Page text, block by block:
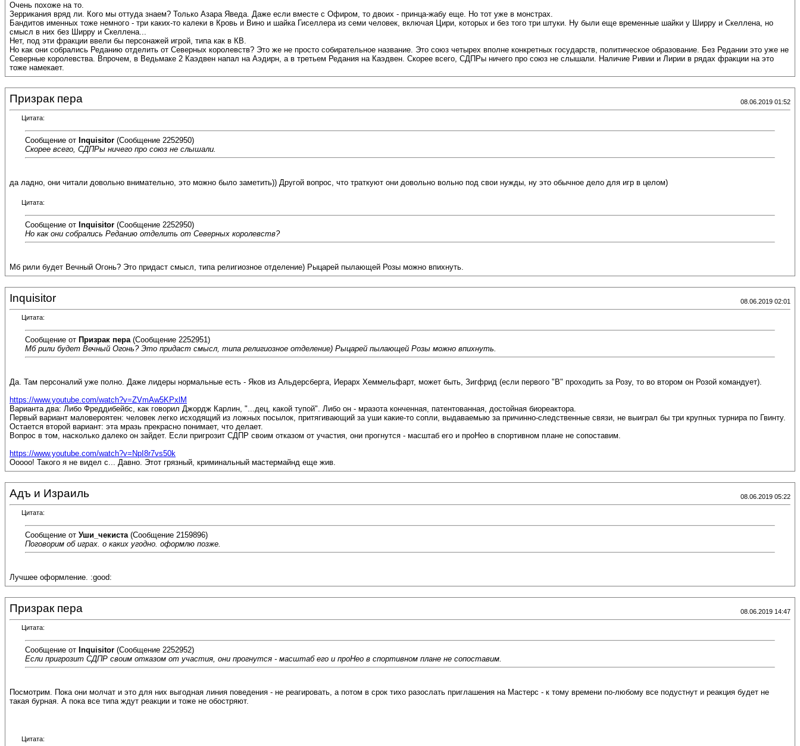
Очень похоже на то.
Зеррикания вряд ли. Кого мы оттуда знаем? Только Азара Яведа. Даже если вместе с Офиром, то двоих - принца-жабу еще. Но тот уже в монстрах.
Бандитов именных тоже немного - три каких-то калеки в Кровь и Вино и шайка Гиселлера из семи человек, включая Цири, которых и без того три штуки. Ну были еще временные шайки у Ширру и Скеллена, но
смысл в них без Ширру и Скеллена...
Нет, под эти фракции ввели бы персонажей игрой, типа как в КВ.
Но как они собрались Реданию отделить от Северных королевств? Это же не просто собирательное название. Это союз четырех вполне конкретных государств, политическое образование. Без Редании это уже не
Северные королевства. Впрочем, в Ведьмаке 2 Каэдвен напал на Аэдирн, а в третьем Редания на Каэдвен. Скорее всего, СДПРы ничего про союз не слышали. Наличие Ривии и Лирии в рядах фракции на это
тоже намекает.
Призрак пера 08.06.2019 01:52
Цитата:
Сообщение от Inquisitor (Сообщение 2252950)
Скорее всего, СДПРы ничего про союз не слышали.
да ладно, они читали довольно внимательно, это можно было заметить)) Другой вопрос, что траткуют они довольно вольно под свои нужды, ну это обычное дело для игр в целом)
Цитата:
Сообщение от Inquisitor (Сообщение 2252950)
Но как они собрались Реданию отделить от Северных королевств?
Мб рили будет Вечный Огонь? Это придаст смысл, типа религиозное отделение) Рыцарей пылающей Розы можно впихнуть.
Inquisitor 08.06.2019 02:01
Цитата:
Сообщение от Призрак пера (Сообщение 2252951)
Мб рили будет Вечный Огонь? Это придаст смысл, типа религиозное отделение) Рыцарей пылающей Розы можно впихнуть.
Да. Там персоналий уже полно. Даже лидеры нормальные есть - Яков из Альдерсберга, Иерарх Хеммельфарт, может быть, Зигфрид (если первого "В" проходить за Розу, то во втором он Розой командует).
https://www.youtube.com/watch?v=ZVmAw5KPxlM
Варианта два: Либо Фреддибейбс, как говорил Джордж Карлин, "...дец, какой тупой". Либо он - мразота конченная, патентованная, достойная биореактора.
Первый вариант маловероятен: человек легко исходящий из ложных посылок, притягивающий за уши какие-то сопли, выдаваемыю за причинно-следственные связи, не выиграл бы три крупных турнира по Гвинту.
Остается второй вариант: эта мразь прекрасно понимает, что делает.
Вопрос в том, насколько далеко он зайдет. Если пригрозит СДПР своим отказом от участия, они прогнутся - масштаб его и проНео в спортивном плане не сопоставим.
https://www.youtube.com/watch?v=NpI8r7vs50k
Ооооо! Такого я не видел с... Давно. Этот грязный, криминальный мастермайнд еще жив.
Адъ и Израиль 08.06.2019 05:22
Цитата:
Сообщение от Уши_чекиста (Сообщение 2159896)
Поговорим об играх. о каких угодно. оформлю позже.
Лучшее оформление. :good:
Призрак пера 08.06.2019 14:47
Цитата:
Сообщение от Inquisitor (Сообщение 2252952)
Если пригрозит СДПР своим отказом от участия, они прогнутся - масштаб его и проНео в спортивном плане не сопоставим.
Посмотрим. Пока они молчат и это для них выгодная линия поведения - не реагировать, а потом в срок тихо разослать приглашения на Мастерс - к тому времени по-любому все подустнут и реакция будет не
такая бурная. А пока все типа ждут реакции и тоже не обостряют.
Цитата: